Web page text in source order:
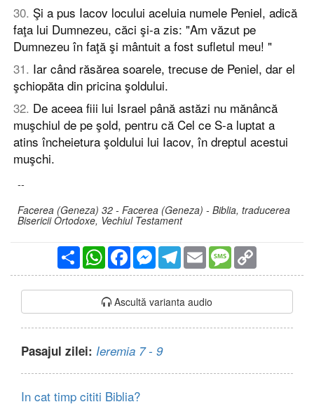
30. Şi a pus Iacov locului aceluia numele Peniel, adică
faţa lui Dumnezeu, căci şi-a zis: "Am văzut pe
Dumnezeu în faţă şi mântuit a fost sufletul meu! "
31. Iar când răsărea soarele, trecuse de Peniel, dar el
şchiopăta din pricina şoldului.
32. De aceea fiii lui Israel până astăzi nu mănâncă
muşchiul de pe şold, pentru că Cel ce S-a luptat a
atins încheietura şoldului lui Iacov, în dreptul acestui
muşchi.
--
Facerea (Geneza) 32 - Facerea (Geneza) - Biblia, traducerea
Bisericii Ortodoxe, Vechiul Testament
PartajareWhatsAppFacebookMessengerTelegram
Email Message
Ascultă varianta audio
Pasajul zilei: Ieremia 7 - 9
In cat timp cititi Biblia?